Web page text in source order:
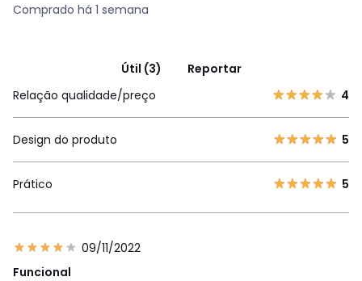
Comprado há 1 semana
Útil (3)
Reportar
Relação qualidade/preço
4
Design do produto 5
Prático 5
09/11/2022
Funcional